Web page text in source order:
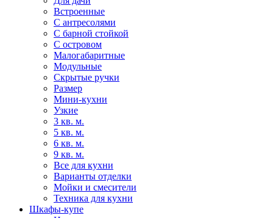
Встроенные
С антресолями
С барной стойкой
С островом
Малогабаритные
Модульные
Скрытые ручки
Размер
Мини-кухни
Узкие
3 кв. м.
5 кв. м.
6 кв. м.
9 кв. м.
Все для кухни
Варианты отделки
Мойки и смесители
Техника для кухни
Шкафы-купе